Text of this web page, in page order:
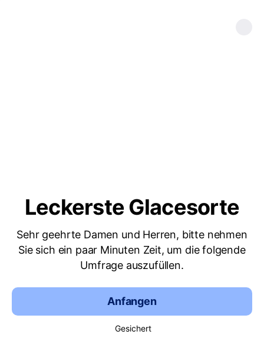
Leckerste Glacesorte
Sehr geehrte Damen und Herren, bitte nehmen
Sie sich ein paar Minuten Zeit, um die folgende
Umfrage auszufüllen.
Anfangen
Gesichert